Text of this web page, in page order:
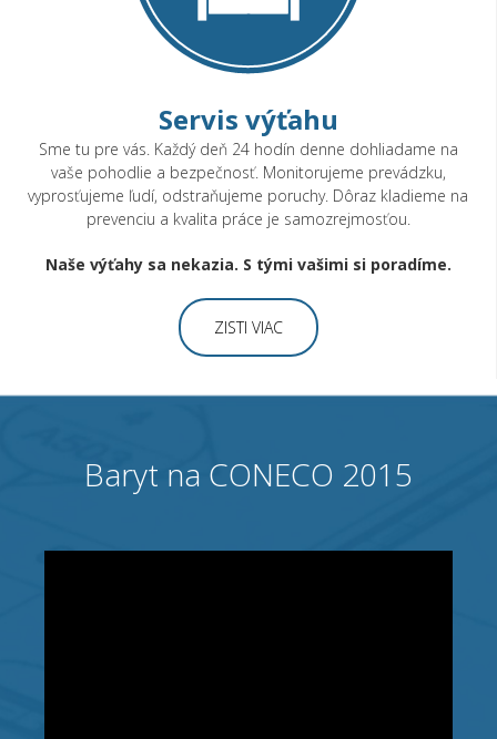
Servis výťahu
Sme tu pre vás. Každý deň 24 hodín denne dohliadame na
vaše pohodlie a bezpečnosť. Monitorujeme prevádzku,
vyprosťujeme ľudí, odstraňujeme poruchy. Dôraz kladieme na
prevenciu a kvalita práce je samozrejmosťou.
Naše výťahy sa nekazia. S tými vašimi si poradíme.
ZISTI VIAC
Baryt na CONECO 2015